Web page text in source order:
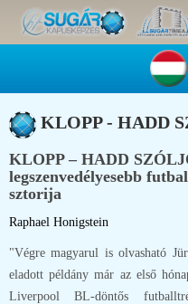
KLOPP - HADD
KLOPP – HADD
legszenvedélyesebb
sztorija
Raphael Honigstein
"Végre magyarul is olvasható
eladott példány már az első
Liverpool BL-döntős